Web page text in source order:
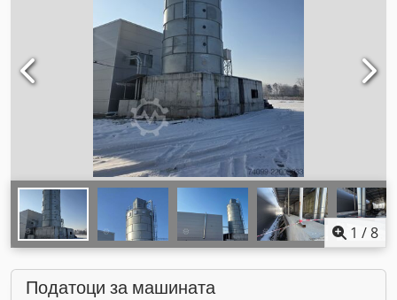
1 /8
Податоци за машината